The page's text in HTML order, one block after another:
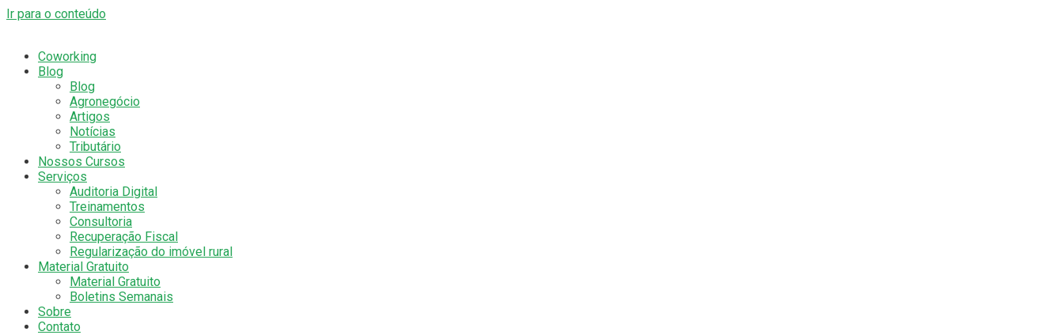
Ir para o conteúdo
Coworking
Blog
Blog
Agronegócio
Artigos
Notícias
Tributário
Nossos Cursos
Serviços
Auditoria Digital
Treinamentos
Consultoria
Recuperação Fiscal
Regularização do imóvel rural
Material Gratuito
Material Gratuito
Boletins Semanais
Sobre
Contato